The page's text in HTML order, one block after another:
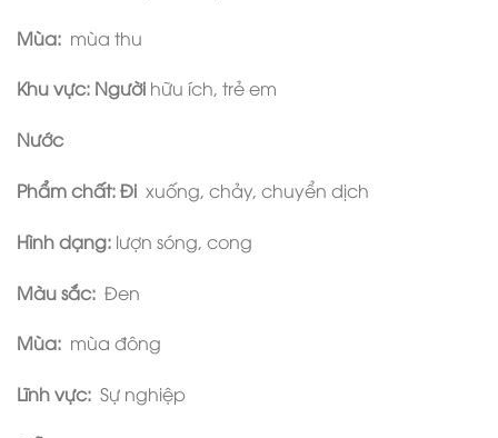
Mùa: mùa thu
Khu vực: Người hữu ích, trẻ em
Nước
Phẩm chất: Đi xuống, chảy, chuyển dịch
Hình dạng: lượn sóng, cong
Màu sắc: Đen
Mùa: mùa đông
Lĩnh vực: Sự nghiệp